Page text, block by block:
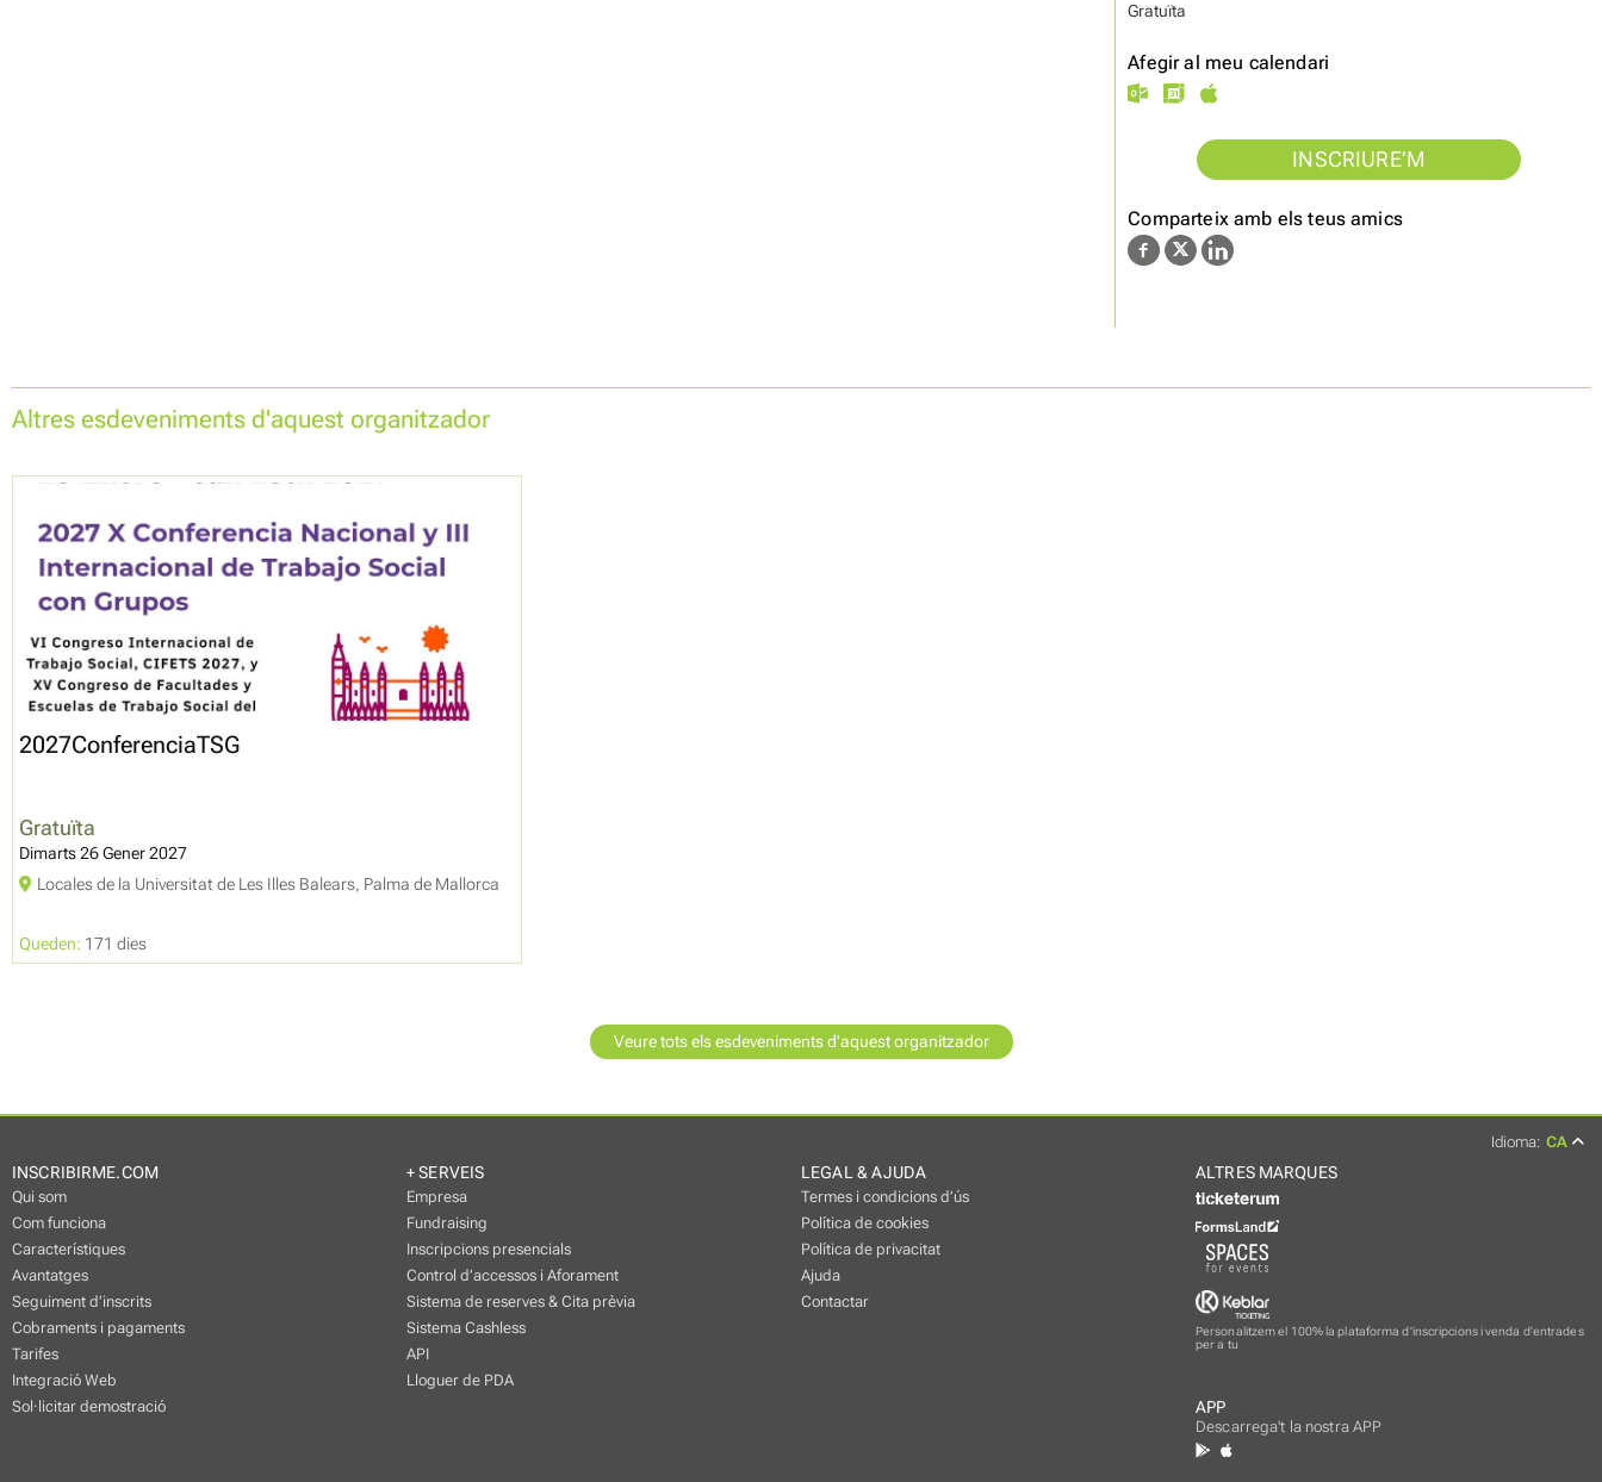
Gratuïta
Afegir al meu calendari
INSCRIURE’M
Comparteix amb els teus amics
Altres esdeveniments d'aquest organitzador
2027ConferenciaTSG
Gratuïta
Dimarts 26 Gener 2027
Locales de la Universitat de Les Illes Balears, Palma de Mallorca
Queden: 171 dies
Veure tots els esdeveniments d'aquest organitzador
INSCRIBIRME.COM
Qui som
Com funciona
Característiques
Avantatges
Seguiment d’inscrits
Cobraments i pagaments
Tarifes
Integració Web
Sol·licitar demostració
+ SERVEIS
Empresa
Fundraising
Inscripcions presencials
Control d’accessos i Aforament
Sistema de reserves & Cita prèvia
Sistema Cashless
API
Lloguer de PDA
LEGAL & AJUDA
Termes i condicions d’ús
Política de cookies
Política de privacitat
Ajuda
Contactar
APP
Descarrega't la nostra APP
Idioma: CA
ALTRES MARQUES
Personalitzem el 100% la plataforma d'inscripcions i venda d'entrades
per a tu